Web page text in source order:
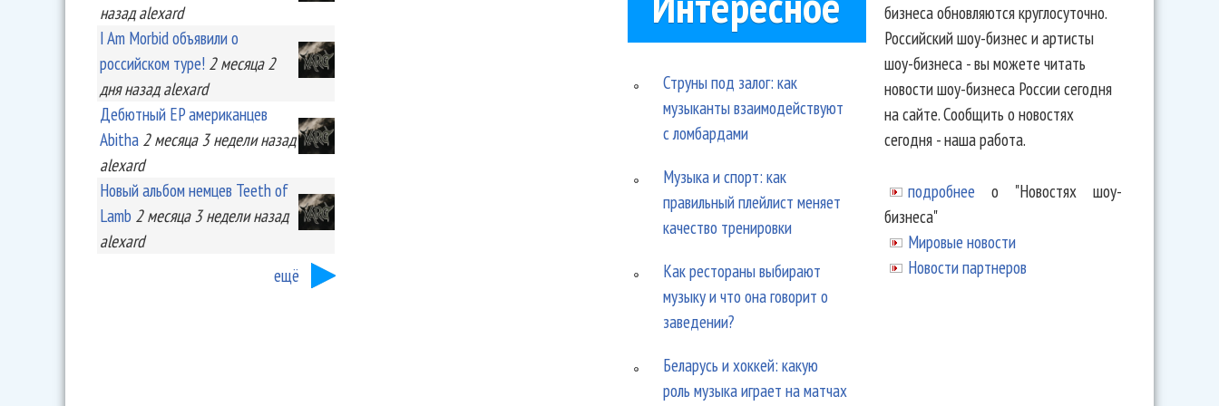
назад alexard
I Am Morbid объявили о
российском туре! 2 месяца 2
дняназад alexard
Дебютный EP американцев
Abitha 2 месяца 3 неделиназад
alexard
Новый альбом немцев Teeth of
Lamb 2 месяца 3 неделиназад
alexard
ещё
Струны под залог: как
музыканты взаимодействуют
с ломбардами
Музыка и спорт: как
правильный плейлист меняет
качество тренировки
Как рестораны выбирают
музыку и что она говорит о
заведении?
Беларусь и хоккей: какую
роль музыка играет на матчах
бизнеса обновляются круглосуточно.
Российский шоу-бизнес и артисты
шоу-бизнеса - вы можете читать
новости шоу-бизнеса России сегодня
на сайте. Сообщить о новостях
сегодня - наша работа.
подробнее о "Новостях шоу-
бизнеса"
Мировые новости
Новости партнеров